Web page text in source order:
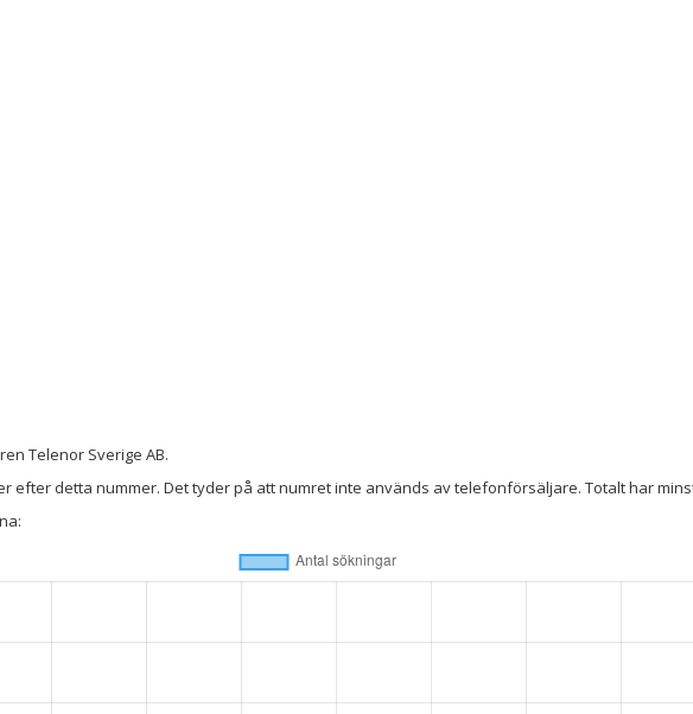
Telenor Sverige AB.
efter detta nummer. Det tyder på att numret inte används av telefonförsäljare. Totalt har